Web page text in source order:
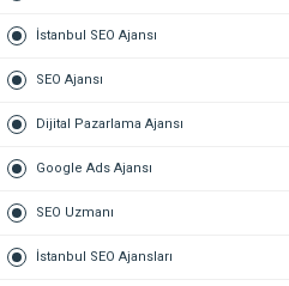
İstanbul SEO Ajansı
SEO Ajansı
Dijital Pazarlama Ajansı
Google Ads Ajansı
SEO Uzmanı
İstanbul SEO Ajansları